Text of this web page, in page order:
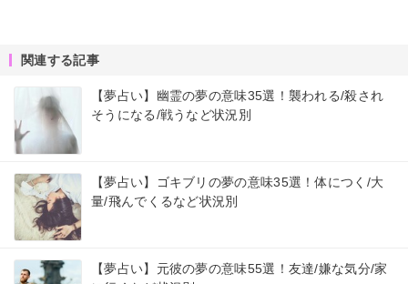
関連する記事
【夢占い】幽霊の夢の意味35選！襲われる/殺され
そうになる/戦うなど状況別
【夢占い】ゴキブリの夢の意味35選！体につく/大
量/飛んでくるなど状況別
【夢占い】元彼の夢の意味55選！友達/嫌な気分/家